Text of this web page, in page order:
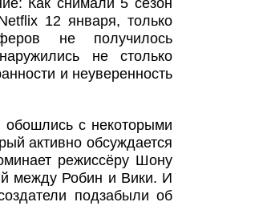
Как снимали 5 сезон
12 января, только
не получилось
не столько
и неуверенность
обошлись с некоторыми
активно обсуждается
режиссёру Шону
между Робин и Вики. И
подзабыли об